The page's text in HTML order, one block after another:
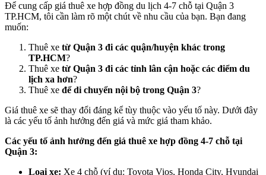
Để cung cấp giá thuê xe hợp đồng du lịch 4-7 chỗ tại Quận 3
TP.HCM, tôi cần làm rõ một chút về nhu cầu của bạn. Bạn đang
muốn:
Thuê xe từ Quận 3 đi các quận/huyện khác trong
TP.HCM?
Thuê xe từ Quận 3 đi các tỉnh lân cận hoặc các điểm du
lịch xa hơn?
Thuê xe để di chuyển nội bộ trong Quận 3?
Giá thuê xe sẽ thay đổi đáng kể tùy thuộc vào yếu tố này. Dưới đây
là các yếu tố ảnh hưởng đến giá và mức giá tham khảo.
Các yếu tố ảnh hưởng đến giá thuê xe hợp đồng 4-7 chỗ tại
Quận 3:
Loại xe: Xe 4 chỗ (ví dụ: Toyota Vios, Honda City, Hyundai